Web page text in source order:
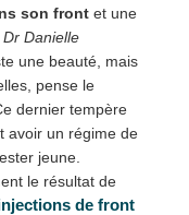
son front et une
Dr Danielle
une beauté, mais
pense le
dernier tempère
avoir un régime de
jeune.
le résultat de
de front